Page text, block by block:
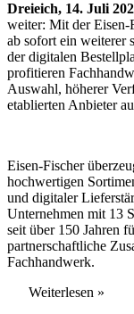
Dreieich, 14. Juli
weiter: Mit der
ab sofort ein weiterer
der digitalen
profitieren
Auswahl, höherer
etablierten Anbieter
Eisen-Fischer
hochwertigen
und digitaler
Unternehmen mit 13
seit über 150 Jahren
partnerschaftliche
Fachhandwerk.
Weiterlesen »